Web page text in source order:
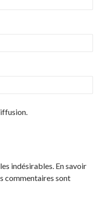
indésirables. En savoir
commentaires sont